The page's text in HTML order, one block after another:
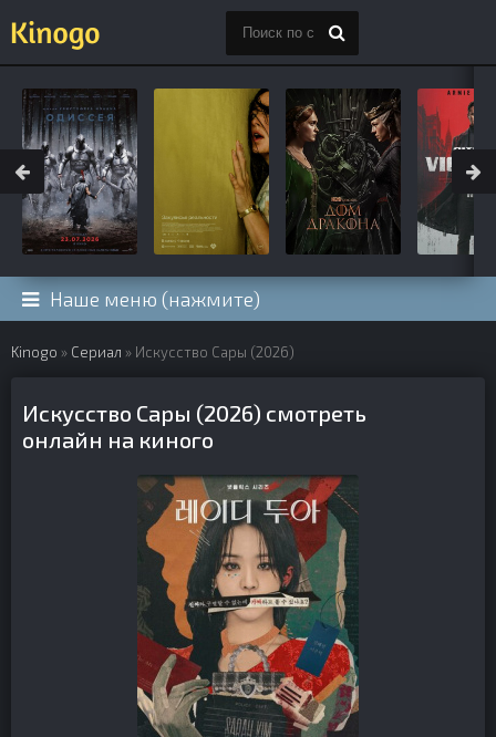
Наше меню (нажмите)
Kinogo » Сериал » Искусство Сары (2026)
Искусство Сары (2026) смотреть
онлайн на киного